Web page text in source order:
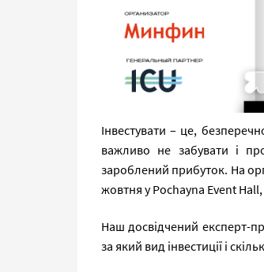
Інвестувати – це,
важливо не забувати і
зароблений прибуток. На
жовтня у Pochayna Event
Наш досвідчений експерт-
за який вид інвестиції і